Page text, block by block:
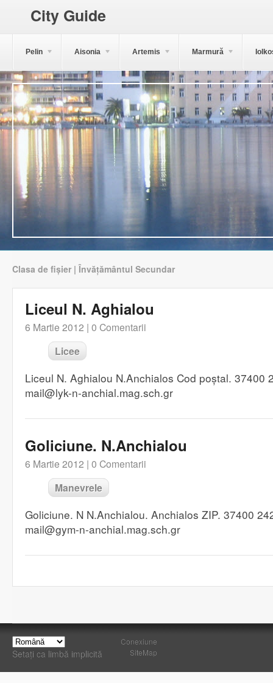
City Guide
Pelin Aisonia Artemis Marmură
Clasa de fișier | Învățământul Secundar
Liceul N. Aghialou
6 Martie 2012 | 0 Comentarii
Licee
Liceul N. Aghialou N.Anchialos Cod poștal. 37400
mail@lyk-n-anchial.mag.sch.gr
Goliciune. N.Anchialou
6 Martie 2012 | 0 Comentarii
Manevrele
Goliciune. N N.Anchialou. Anchialos ZIP. 37400
mail@gym-n-anchial.mag.sch.gr
Setați ca limbă implicită
Conexiune
SiteMap